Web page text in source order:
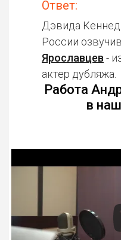
Ответ:
Дэвида
России
Ярославцев -
актер дубляжа.
Работа
в